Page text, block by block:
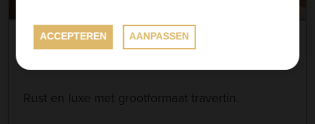
Travertin badkamer met XXL slabs in
Beek
Rust en luxe met grootformaat travertin.
ACCEPTEREN AANPASSEN